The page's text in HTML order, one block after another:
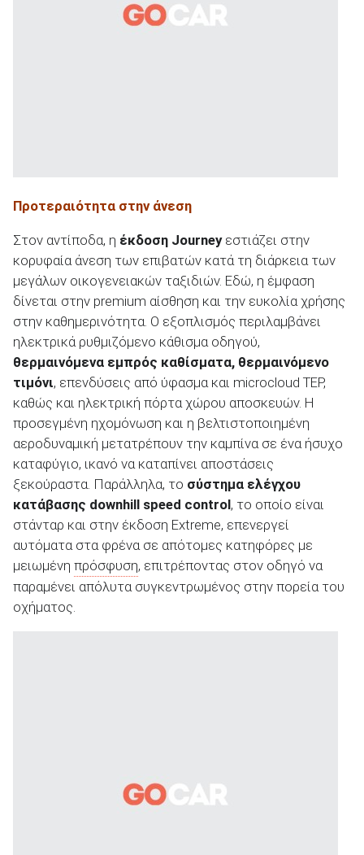
Προτεραιότητα στην άνεση
Στον αντίποδα, η έκδοση Journeyεστιάζει στην
κορυφαία άνεση των επιβατών κατά τη διάρκεια των
μεγάλων οικογενειακών ταξιδιών. Εδώ, η έμφαση
δίνεται στην premium αίσθηση και την ευκολία χρήσης
στην καθημερινότητα. Ο εξοπλισμός περιλαμβάνει
ηλεκτρικά ρυθμιζόμενο κάθισμα οδηγού,
θερμαινόμενα εμπρός καθίσματα, θερμαινόμενο
τιμόνι, επενδύσεις από ύφασμα και microcloud TEP,
καθώς και ηλεκτρική πόρτα χώρου αποσκευών. Η
προσεγμένη ηχομόνωση και η βελτιστοποιημένη
αεροδυναμική μετατρέπουν την καμπίνα σε ένα ήσυχο
καταφύγιο, ικανό να καταπίνει αποστάσεις
ξεκούραστα. Παράλληλα, το σύστημα ελέγχου
κατάβασης downhill speed control, το οποίο είναι
στάνταρ και στην έκδοση Extreme, επενεργεί
αυτόματα στα φρένα σε απότομες κατηφόρες με
μειωμένη πρόσφυση, επιτρέποντας στον οδηγό να
παραμένει απόλυτα συγκεντρωμένος στην πορεία του
οχήματος.